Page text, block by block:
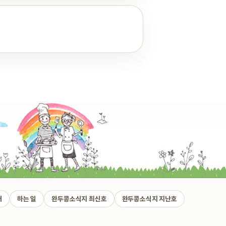
하는 일 완두콩소식지 최신호 완두콩소식지 지난호